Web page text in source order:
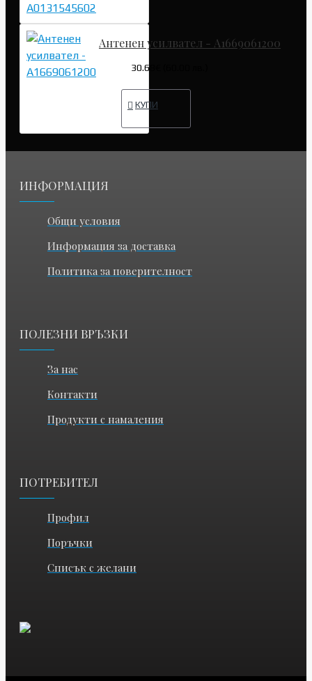
Антенен усилвател - A1669061200
30.68€ (60.00 лв.)
КУПИ
ИНФОРМАЦИЯ
Общи условия
Информация за доставка
Политика за поверителност
ПОЛЕЗНИ ВРЪЗКИ
За нас
Контакти
Продукти с намаления
ПОТРЕБИТЕЛ
Профил
Поръчки
Списък с желани